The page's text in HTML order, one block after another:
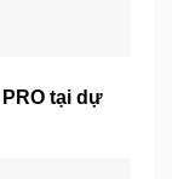
tại dự